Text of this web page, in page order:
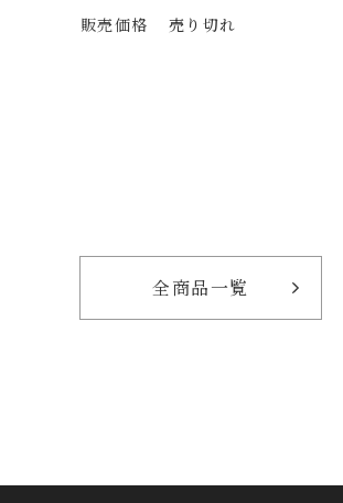
販売価格 売り切れ
全商品一覧